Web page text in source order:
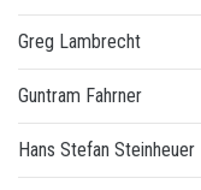
Greg Lambrecht
Guntram Fahrner
Hans Stefan Steinheuer